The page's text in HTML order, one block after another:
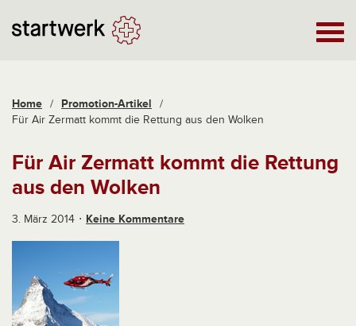
Home / Promotion-Artikel
/
Für Air Zermatt kommt die Rettung aus den Wolken
Für Air Zermatt kommt die Rettung
aus den Wolken
3. März 2014 Keine Kommentare